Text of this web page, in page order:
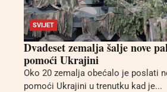
SVIJET
Dvadeset zemalja šalje nove
pomoći Ukrajini
Oko 20 zemalja obećalo je poslati
pomoći Ukrajini u trenutku kad je...